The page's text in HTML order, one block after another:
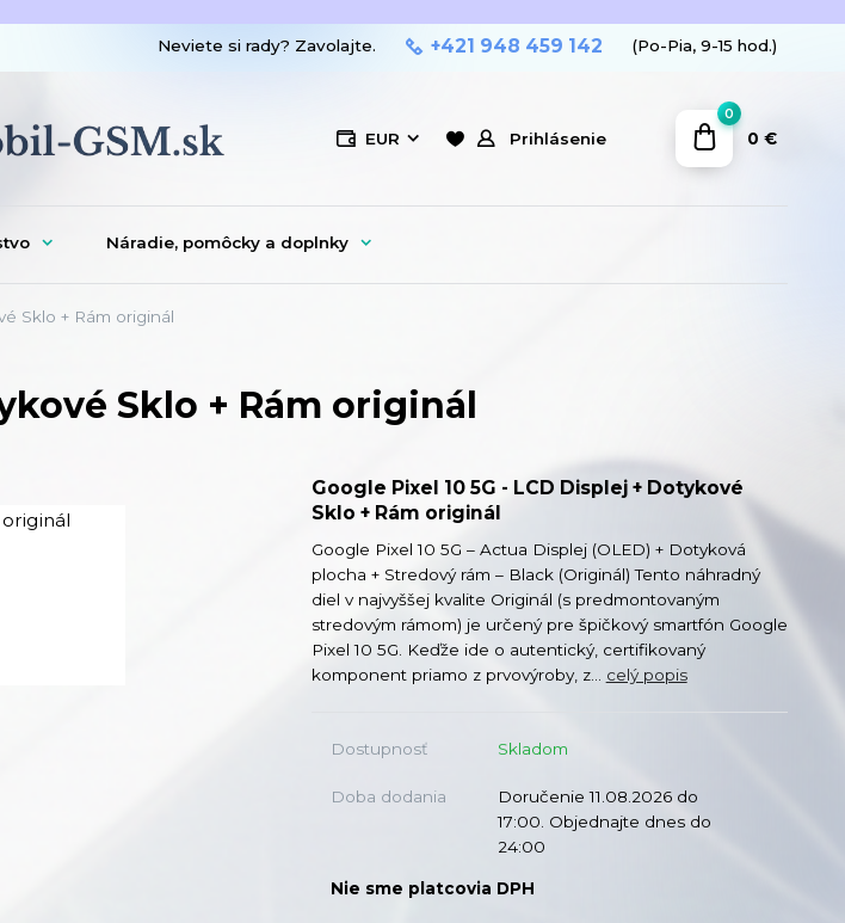
EUR Prihlásenie
Neviete si rady? Zavolajte. +421 948 459 142 (Po-Pia, 9-15 hod.)
0
0 €
Náradie, pomôcky a doplnky
Sklo + Rám originál
Sklo + Rám originál
Google Pixel 10 5G - LCD Displej + Dotykové
Sklo + Rám originál
Google Pixel 10 5G – Actua Displej (OLED) + Dotyková
plocha + Stredový rám – Black (Originál) Tento náhradný
diel v najvyššej kvalite Originál (s predmontovaným
stredovým rámom) je určený pre špičkový smartfón Google
Pixel 10 5G. Keďže ide o autentický, certifikovaný
komponent priamo z prvovýroby, z... celý popis
Dostupnosť Skladom
Doba dodania
Doručenie 11.08.2026 do
17:00. Objednajte dnes do
24:00
Nie sme platcovia DPH